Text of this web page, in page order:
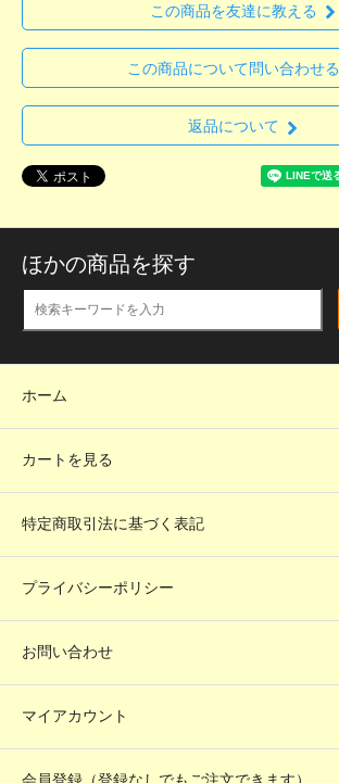
この商品を友達に教える
この商品について問い合わせる
返品について
ほかの商品を探す
ホーム
カートを見る
特定商取引法に基づく表記
プライバシーポリシー
お問い合わせ
マイアカウント